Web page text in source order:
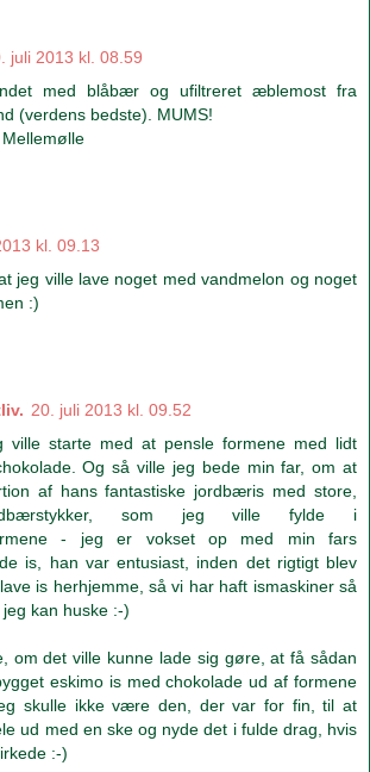
juli 2013 kl. 08.59
med blåbær og ufiltreret æblemost fra
(verdens bedste). MUMS!
kl. 09.13
jeg ville lave noget med vandmelon og noget
:)
20. juli 2013 kl. 09.52
ville starte med at pensle formene med lidt
Og så ville jeg bede min far, om at
af hans fantastiske jordbæris med store,
som jeg ville fylde i
- jeg er vokset op med min fars
is, han var entusiast, inden det rigtigt blev
is herhjemme, så vi har haft ismaskiner så
kan huske :-)
om det ville kunne lade sig gøre, at få sådan
eskimo is med chokolade ud af formene
skulle ikke være den, der var for fin, til at
ud med en ske og nyde det i fulde drag, hvis
:-)